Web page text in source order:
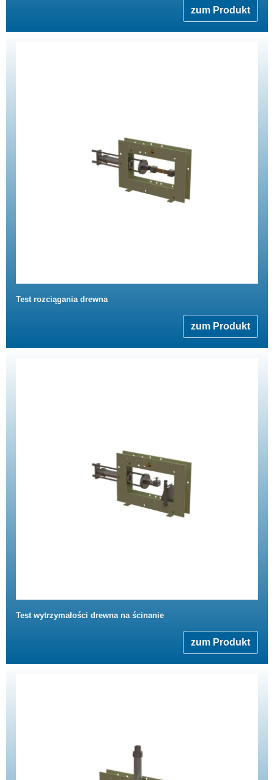
zum Produkt
Test rozciągania drewna
zum Produkt
Test wytrzymałości drewna na ścinanie
zum Produkt